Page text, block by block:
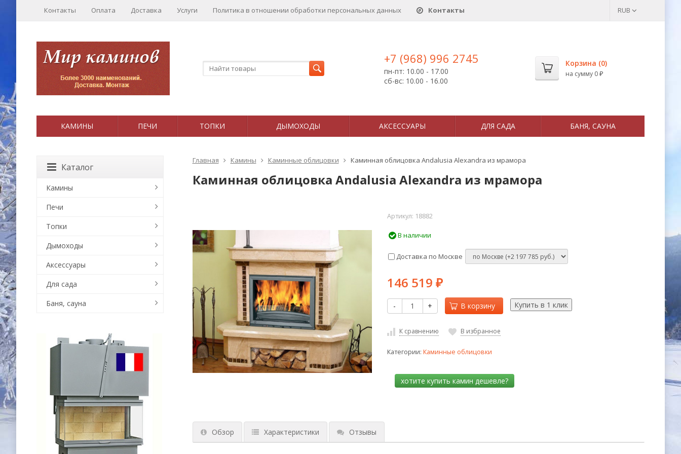
Контакты Оплата Доставка Услуги Политика в отношении обработки персональных данныx Контакты RUB
+7 (968) 996 2745
пн-пт: 10.00 - 17.00
сб-вс: 10.00 - 16.00
Корзина (0)
на сумму 0 ₽
КАМИНЫ ПЕЧИ ТОПКИ ДЫМОХОДЫ АКСЕССУАРЫ ДЛЯ САДА БАНЯ, САУНА
Главная Камины Каминные облицовки Каминная облицовка Andalusia Alexandra из мрамора
Каминная облицовка Andalusia Alexandra из мрамора
Артикул: 18882
В наличии
Доставка по Москве
146 519 ₽
- + В корзину
К сравнению В избранное
Категории: Каминные облицовки
Обзор Характеристики Отзывы
Каталог
Камины
Печи
Топки
Дымоходы
Аксессуары
Для сада
Баня, сауна